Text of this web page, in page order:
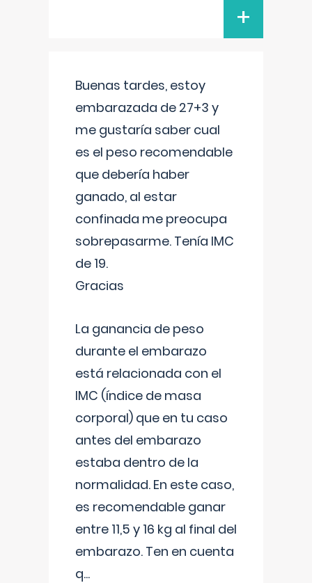
+
Buenas tardes, estoy
embarazada de 27+3 y
me gustaría saber cual
es el peso recomendable
que debería haber
ganado, al estar
confinada me preocupa
sobrepasarme. Tenía IMC
de 19.
Gracias
La ganancia de peso
durante el embarazo
está relacionada con el
IMC (índice de masa
corporal) que en tu caso
antes del embarazo
estaba dentro de la
normalidad. En este caso,
es recomendable ganar
entre 11,5 y 16 kg al final del
embarazo. Ten en cuenta
q...